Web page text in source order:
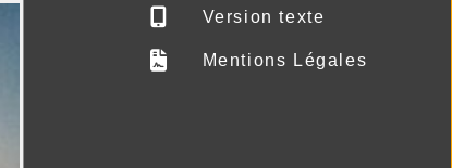
Version texte
Mentions Légales